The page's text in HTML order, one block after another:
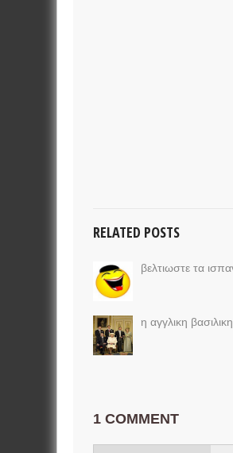
RELATED POSTS
βελτιωστε τα
η αγγλικη
1 COMMENT